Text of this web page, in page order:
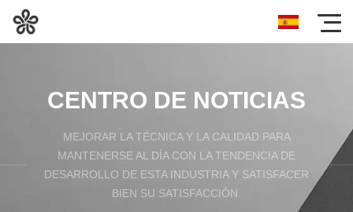
CENTRO DE NOTICIAS
MEJORAR LA TÉCNICA Y LA CALIDAD PARA
MANTENERSE AL DÍA CON LA TENDENCIA DE
DESARROLLO DE ESTA INDUSTRIA Y SATISFACER
BIEN SU SATISFACCIÓN.